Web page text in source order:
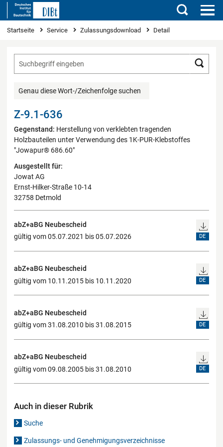
Suchen
Sie sind hier
Startseite Service Zulassungsdownload Detail
Genau diese Wort-/Zeichenfolge suchen
Z-9.1-636
Gegenstand: Herstellung von verklebten tragenden
Holzbauteilen unter Verwendung des 1K-PUR-Klebstoffes
"Jowapur® 686.60"
Ausgestellt für:
Jowat AG
Ernst-Hilker-Straße 10-14
32758 Detmold
abZ+aBG Neubescheid
gültig vom 05.07.2021 bis 05.07.2026
DE
abZ+aBG Neubescheid
gültig vom 10.11.2015 bis 10.11.2020
DE
abZ+aBG Neubescheid
gültig vom 31.08.2010 bis 31.08.2015
DE
abZ+aBG Neubescheid
gültig vom 09.08.2005 bis 31.08.2010
DE
Auch in dieser Rubrik
Suche
Zulassungs- und Genehmigungsverzeichnisse